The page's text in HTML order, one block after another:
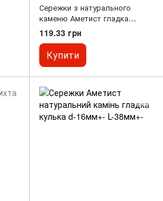
Сережки з натурального
каменю Аметист гладка
кулька d-12мм+- L-33мм+-
119.33 грн
Купити